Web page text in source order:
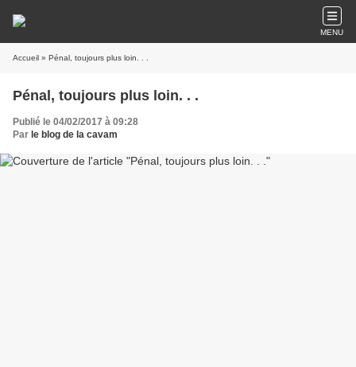
MENU
Accueil » Pénal, toujours plus loin. . .
Pénal, toujours plus loin. . .
Publié le 04/02/2017 à 09:28
Par le blog de la cavam